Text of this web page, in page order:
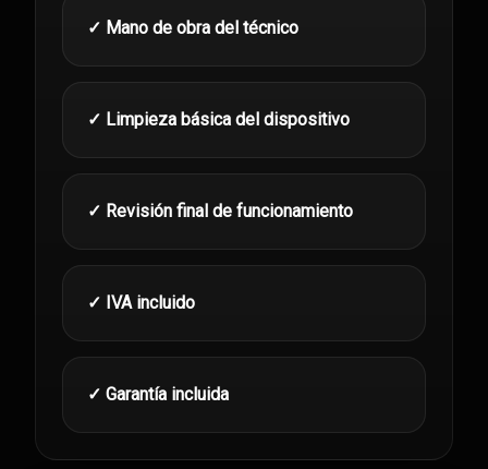
✓ Mano de obra del técnico
✓ Limpieza básica del dispositivo
✓ Revisión final de funcionamiento
✓ IVA incluido
✓ Garantía incluida